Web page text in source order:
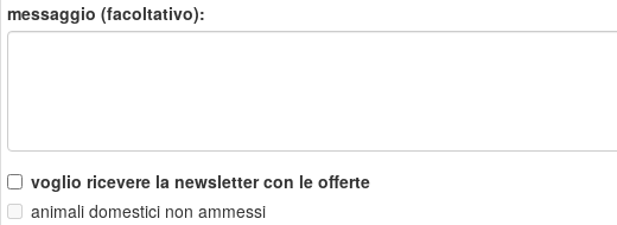
messaggio (facoltativo):
voglio ricevere la newsletter con le offerte
animali domestici non ammessi